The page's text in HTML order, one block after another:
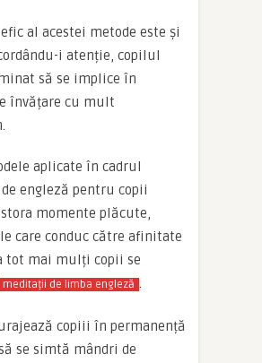
al acestei metode este și
i atenție, copilul
să se implice în
învățare cu mult
aplicate în cadrul
engleză pentru copii
momente plăcute,
care conduc către afinitate
tot mai mulți copii se
meditații de limba engleză .
copiii în permanență
se simtă mândri de